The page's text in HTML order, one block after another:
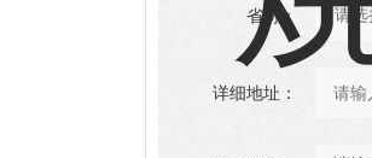
省份：
详细地址：